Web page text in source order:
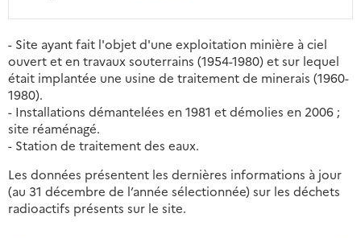
- Site ayant fait l'objet d'une exploitation minière à ciel
ouvert et en travaux souterrains (1954-1980) et sur lequel
était implantée une usine de traitement de minerais (1960-
1980).
- Installations démantelées en 1981 et démolies en 2006 ;
site réaménagé.
- Station de traitement des eaux.
Les données présentent les dernières informations à jour
(au 31 décembre de l’année sélectionnée) sur les déchets
radioactifs présents sur le site.